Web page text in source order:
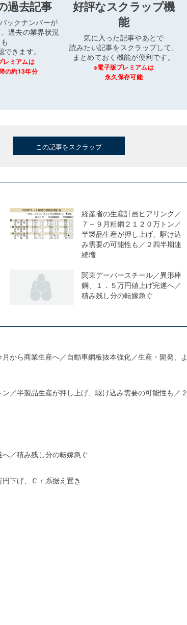
過去記事
ックナンバーが
過去の業界状況
も
きます。
レミアムは
の約13年分
好評なスクラップ機
能
気に入った記事やあとで
読みたい記事をスクラップして、
まとめておく機能が便利です。
※電子版プレミアムは
永久保存可能
この記事をスクラップ
経産省の生産計画ヒアリング／
７～９月粗鋼２１２０万トン／
半製品生産が押し上げ、駆け込
み需要の可能性も／２四半期連
続増
関東デーバースチール／異形棒
鋼、１．５万円値上げ完遂へ／
積み残し分の転嫁急ぐ
から商業生産へ／自動車鋼板抜本強化／生産・開発、よ
／半製品生産が押し上げ、駆け込み需要の可能性も／２
／積み残し分の転嫁急ぐ
下げ、Ｃｒ系据え置き